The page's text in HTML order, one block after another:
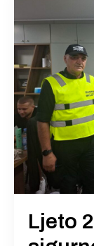
Ljeto